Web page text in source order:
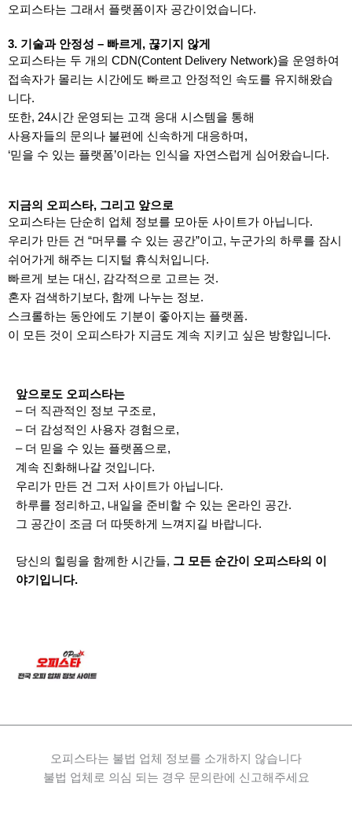
오피스타는 그래서 플랫폼이자 공간이었습니다.
3. 기술과 안정성 – 빠르게, 끊기지 않게
오피스타는 두 개의 CDN(Content Delivery Network)을 운영하여
접속자가 몰리는 시간에도 빠르고 안정적인 속도를 유지해왔습
니다.
또한, 24시간 운영되는 고객 응대 시스템을 통해
사용자들의 문의나 불편에 신속하게 대응하며,
‘믿을 수 있는 플랫폼’이라는 인식을 자연스럽게 심어왔습니다.
지금의 오피스타, 그리고 앞으로
오피스타는 단순히 업체 정보를 모아둔 사이트가 아닙니다.
우리가 만든 건 “머무를 수 있는 공간”이고, 누군가의 하루를 잠시
쉬어가게 해주는 디지털 휴식처입니다.
빠르게 보는 대신, 감각적으로 고르는 것.
혼자 검색하기보다, 함께 나누는 정보.
스크롤하는 동안에도 기분이 좋아지는 플랫폼.
이 모든 것이 오피스타가 지금도 계속 지키고 싶은 방향입니다.
앞으로도 오피스타는
– 더 직관적인 정보 구조로,
– 더 감성적인 사용자 경험으로,
– 더 믿을 수 있는 플랫폼으로,
계속 진화해나갈 것입니다.
우리가 만든 건 그저 사이트가 아닙니다.
하루를 정리하고, 내일을 준비할 수 있는 온라인 공간.
그 공간이 조금 더 따뜻하게 느껴지길 바랍니다.
당신의 힐링을 함께한 시간들, 그 모든 순간이 오피스타의 이
야기입니다.
오피스타는 불법 업체 정보를 소개하지 않습니다
불법 업체로 의심 되는 경우 문의란에 신고해주세요